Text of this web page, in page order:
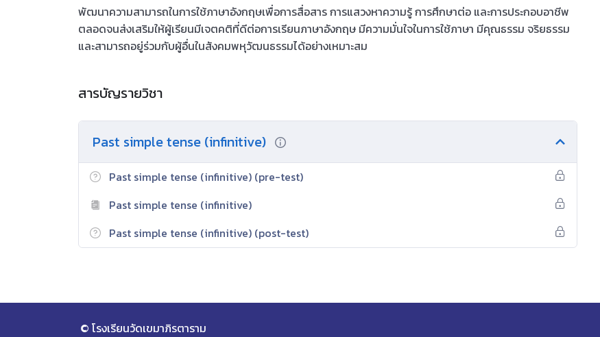
พัฒนาความสามารถในการใช้ภาษาอังกฤษเพื่อการสื่อสาร การแสวงหาความรู้ การศึกษาต่อ และการประกอบอาชีพ
ตลอดจนส่งเสริมให้ผู้เรียนมีเจตคติที่ดีต่อการเรียนภาษาอังกฤษ มีความมั่นใจในการใช้ภาษา มีคุณธรรม จริยธรรม
และสามารถอยู่ร่วมกับผู้อื่นในสังคมพหุวัฒนธรรมได้อย่างเหมาะสม
สารบัญรายวิชา
Past simple tense (infinitive)
Past simple tense (infinitive) (pre-test)
Past simple tense (infinitive)
Past simple tense (infinitive) (post-test)
© โรงเรียนวัดเขมาภิรตาราม